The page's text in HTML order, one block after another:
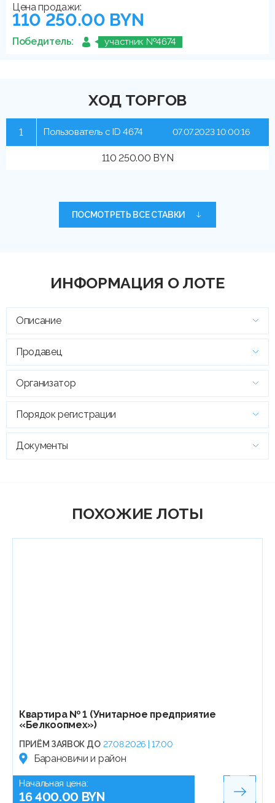
Цена продажи:
110 250.00 BYN
Победитель: участник №4674
ХОД ТОРГОВ
1 Пользователь с ID 4674
110 250.00 BYN
07.07.2023 10:00:16
ПОСМОТРЕТЬ ВСЕ СТАВКИ
ИНФОРМАЦИЯ О ЛОТЕ
Описание
Продавец
Организатор
Порядок регистрации
Документы
ПОХОЖИЕ ЛОТЫ
Квартира № 1 (Унитарное предприятие
«Белкоопмех»)
ПРИЁМ ЗАЯВОК ДО 27.08.2026 | 17:00
Барановичи и район
Начальная цена:
16 400.00 BYN